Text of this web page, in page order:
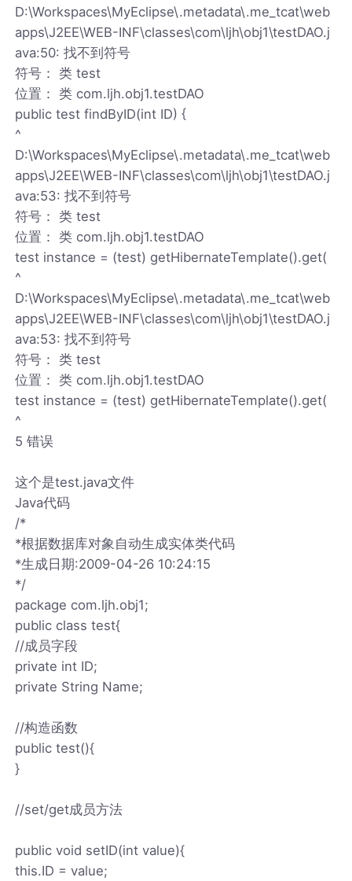
D:\Workspaces\MyEclipse\.metadata\.me_tcat\web
apps\J2EE\WEB-INF\classes\com\ljh\obj1\testDAO.j
ava:50: 找不到符号
符号： 类 test
位置： 类 com.ljh.obj1.testDAO
public test findByID(int ID) {
^
D:\Workspaces\MyEclipse\.metadata\.me_tcat\web
apps\J2EE\WEB-INF\classes\com\ljh\obj1\testDAO.j
ava:53: 找不到符号
符号： 类 test
位置： 类 com.ljh.obj1.testDAO
test instance = (test) getHibernateTemplate().get(
^
D:\Workspaces\MyEclipse\.metadata\.me_tcat\web
apps\J2EE\WEB-INF\classes\com\ljh\obj1\testDAO.j
ava:53: 找不到符号
符号： 类 test
位置： 类 com.ljh.obj1.testDAO
test instance = (test) getHibernateTemplate().get(
^
5 错误
这个是test.java文件
Java代码
/*
*根据数据库对象自动生成实体类代码
*生成日期:2009-04-26 10:24:15
*/
package com.ljh.obj1;
public class test{
//成员字段
private int ID;
private String Name;
//构造函数
public test(){
}
//set/get成员方法
public void setID(int value){
this.ID = value;